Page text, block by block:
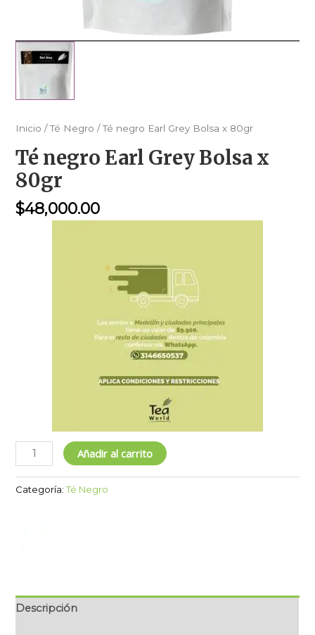
Inicio /Té Negro / Té negro Earl Grey Bolsa x 80gr
Té negro Earl Grey Bolsa x
80gr
$48,000.00
Añadir al carrito
Categoría:Té Negro
Descripción